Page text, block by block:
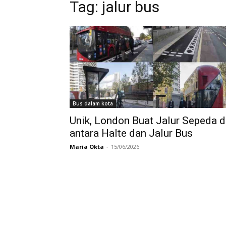
Tag: jalur bus
Bus dalam kota
Unik, London Buat Jalur Sepeda
antara Halte dan Jalur Bus
Maria Okta - 15/06/2026